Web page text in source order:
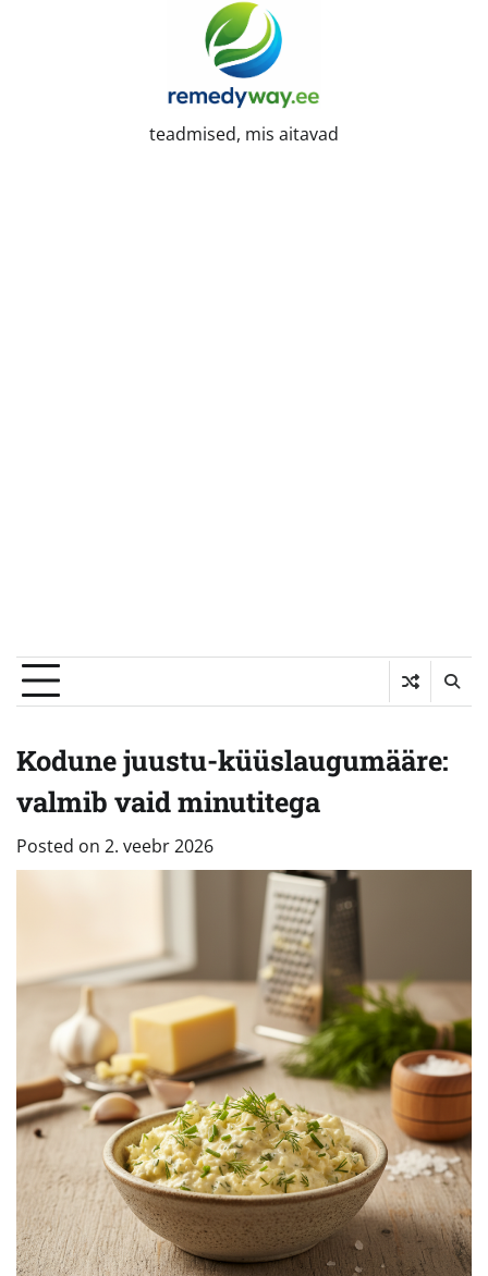
teadmised, mis aitavad
Kodune juustu-küüslaugumääre:
valmib vaid minutitega
Posted on 2. veebr 2026